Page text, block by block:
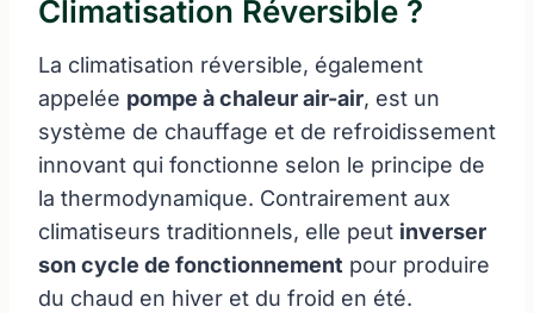
Climatisation Réversible ?
La climatisation réversible, également
appelée pompe à chaleur air-air, est un
système de chauffage et de refroidissement
innovant qui fonctionne selon le principe de
la thermodynamique. Contrairement aux
climatiseurs traditionnels, elle peut inverser
son cycle de fonctionnement pour produire
du chaud en hiver et du froid en été.